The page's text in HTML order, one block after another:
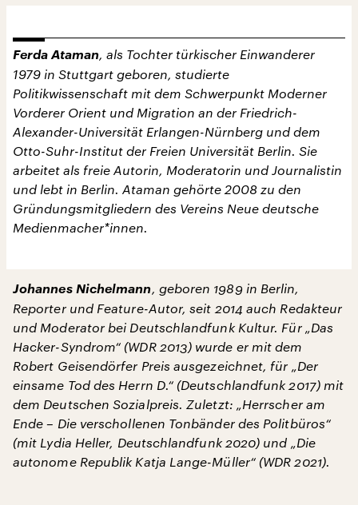
Ferda Ataman, als Tochter türkischer Einwanderer
1979 in Stuttgart geboren, studierte
Politikwissenschaft mit dem Schwerpunkt Moderner
Vorderer Orient und Migration an der Friedrich-
Alexander-Universität Erlangen-Nürnberg und dem
Otto-Suhr-Institut der Freien Universität Berlin. Sie
arbeitet als freie Autorin, Moderatorin und Journalistin
und lebt in Berlin. Ataman gehörte 2008 zu den
Gründungsmitgliedern des Vereins Neue deutsche
Medienmacher*innen.
Johannes Nichelmann, geboren 1989 in Berlin,
Reporter und Feature-Autor, seit 2014 auch Redakteur
und Moderator bei Deutschlandfunk Kultur. Für „Das
Hacker-Syndrom“ (WDR 2013) wurde er mit dem
Robert Geisendörfer Preis ausgezeichnet, für „Der
einsame Tod des Herrn D.“ (Deutschlandfunk 2017) mit
dem Deutschen Sozialpreis. Zuletzt: „Herrscher am
Ende – Die verschollenen Tonbänder des Politbüros“
(mit Lydia Heller, Deutschlandfunk 2020) und „Die
autonome Republik Katja Lange-Müller“ (WDR 2021).